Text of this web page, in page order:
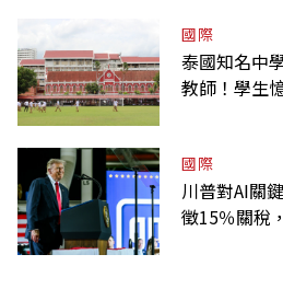
國際
泰國知名中
教師！學生
國際
川普對AI關
徵15％關稅